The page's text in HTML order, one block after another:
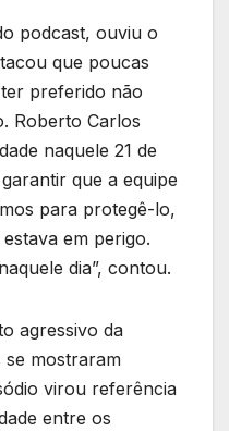
podcast, ouviu o
que poucas
preferido não
Roberto Carlos
naquele 21 de
que a equipe
para protegê-lo,
em perigo.
dia”, contou.
agressivo da
se mostraram
virou referência
entre os